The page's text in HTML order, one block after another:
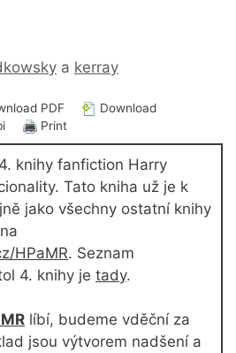
a kerray
PDF
Download
Print
knihy fanfiction Harry
Tato kniha už je k
jako všechny ostatní knihy
HPaMR. Seznam
4. knihy je tady.
líbí, budeme vděční za
jsou výtvorem nadšení a